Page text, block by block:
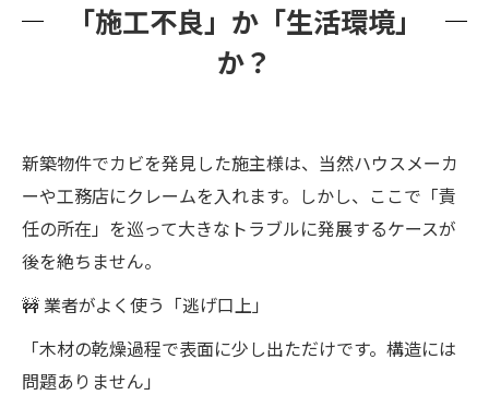
「施工不良」か「生活環境」
か？
新築物件でカビを発見した施主様は、当然ハウスメーカ
ーや工務店にクレームを入れます。しかし、ここで「責
任の所在」を巡って大きなトラブルに発展するケースが
後を絶ちません。
🚧 業者がよく使う「逃げ口上」
「木材の乾燥過程で表面に少し出ただけです。構造には
問題ありません」